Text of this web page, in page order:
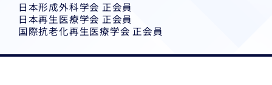
日本形成外科学会 正会員
日本再生医療学会 正会員
国際抗老化再生医療学会 正会員